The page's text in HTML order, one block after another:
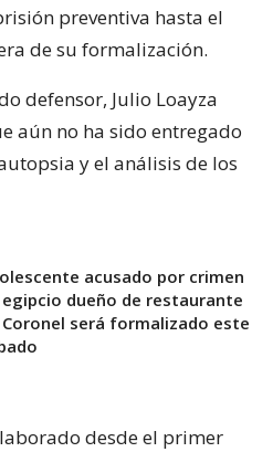
preventiva hasta el
de su formalización.
defensor, Julio Loayza
aún no ha sido entregado
y el análisis de los
acusado por crimen
egipcio dueño de restaurante
Coronel será formalizado este
desde el primer